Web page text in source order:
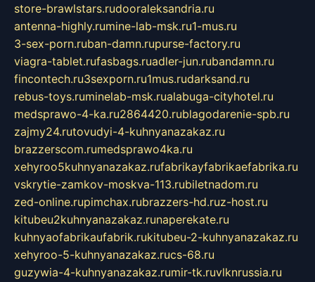
store-brawlstars.rudooraleksandria.ru
antenna-highly.rumine-lab-msk.ru1-mus.ru
3-sex-porn.ruban-damn.rupurse-factory.ru
viagra-tablet.rufasbags.ruadler-jun.rubandamn.ru
fincontech.ru3sexporn.ru1mus.rudarksand.ru
rebus-toys.ruminelab-msk.rualabuga-cityhotel.ru
medsprawo-4-ka.ru2864420.rublagodarenie-spb.ru
zajmy24.rutovudyi-4-kuhnyanazakaz.ru
brazzerscom.rumedsprawo4ka.ru
xehyroo5kuhnyanazakaz.rufabrikayfabrikaefabrika.ru
vskrytie-zamkov-moskva-113.rubiletnadom.ru
zed-online.rupimchax.rubrazzers-hd.ruz-host.ru
kitubeu2kuhnyanazakaz.runaperekate.ru
kuhnyaofabrikaufabrik.rukitubeu-2-kuhnyanazakaz.ru
xehyroo-5-kuhnyanazakaz.rucs-68.ru
guzywia-4-kuhnyanazakaz.rumir-tk.ruvlknrussia.ru